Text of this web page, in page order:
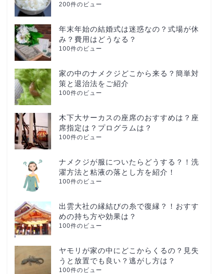
200件のビュー
年末年始の結婚式は迷惑なの？式場が休
み？費用はどうなる？
100件のビュー
家の中のナメクジどこから来る？簡単対
策と退治法をご紹介
100件のビュー
木下大サーカスの座席のおすすめは？座
席指定は？プログラムは？
100件のビュー
ナメクジが服についたらどうする？！洗
濯方法と粘液の落とし方を紹介！
100件のビュー
出雲大社の縁結びの糸で復縁？！おすす
めの持ち方や効果は？
100件のビュー
ヤモリが家の中にどこからくるの？見失
うと放置でも良い？逃がし方は？
100件のビュー